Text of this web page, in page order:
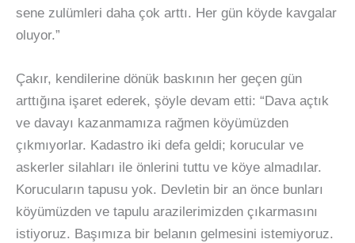
sene zulümleri daha çok arttı. Her gün köyde kavgalar
oluyor.”
Çakır, kendilerine dönük baskının her geçen gün
arttığına işaret ederek, şöyle devam etti: “Dava açtık
ve davayı kazanmamıza rağmen köyümüzden
çıkmıyorlar. Kadastro iki defa geldi; korucular ve
askerler silahları ile önlerini tuttu ve köye almadılar.
Korucuların tapusu yok. Devletin bir an önce bunları
köyümüzden ve tapulu arazilerimizden çıkarmasını
istiyoruz. Başımıza bir belanın gelmesini istemiyoruz.